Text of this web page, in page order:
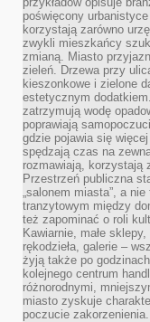
poświęcony
korzystają zarówno
zwykli mieszkańcy
zmianą. Miasto
zieleń. Drzewa przy
kieszonkowe i zielone
estetycznym
zatrzymują wodę
poprawiają
gdzie pojawia się
spędzają czas na
rozmawiają, korzystają
Przestrzeń publiczna
„salonem miasta”, a
tranzytowym między
też zapominać o roli
Kawiarnie, małe
rękodzieła, galerie –
żyją także po
kolejnego centrum
różnorodnymi,
miasto zyskuje
poczucie